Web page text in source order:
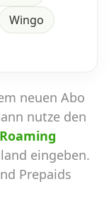
Wingo
neuen Abo
nutze den
Roaming
eingeben.
Prepaids